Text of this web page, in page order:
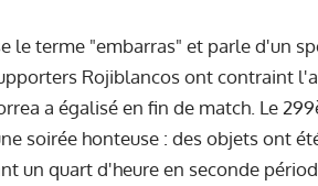
le terme "embarras" et parle d'un
Rojiblancos ont contraint
a égalisé en fin de match. Le
soirée honteuse : des objets ont
un quart d'heure en seconde